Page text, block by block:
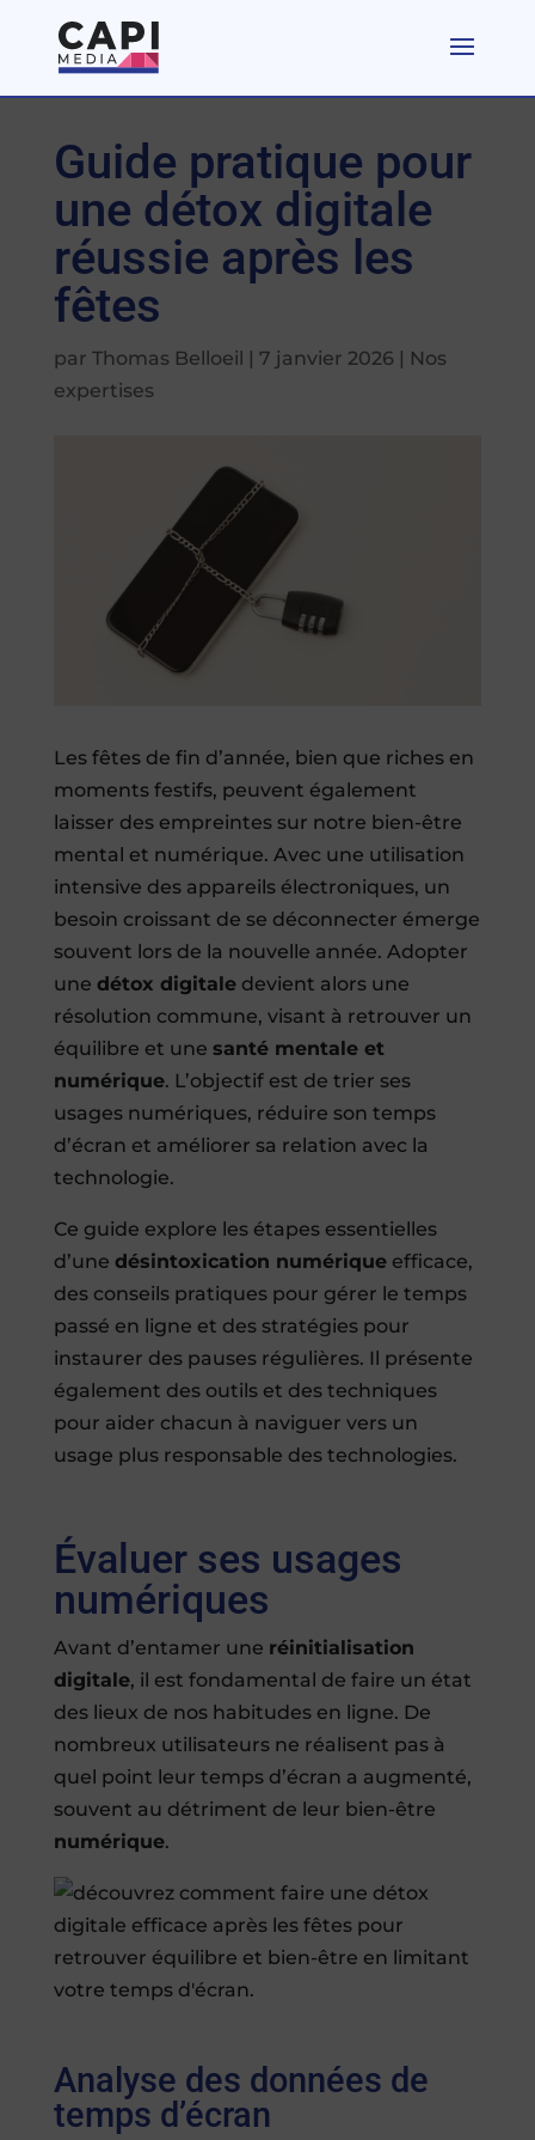
Guide pratique pour
une détox digitale
réussie après les
fêtes
par Thomas Belloeil | 7 janvier 2026 | Nos
expertises
Les fêtes de fin d’année, bien que riches en
moments festifs, peuvent également
laisser des empreintes sur notre bien-être
mental et numérique. Avec une utilisation
intensive des appareils électroniques, un
besoin croissant de se déconnecter émerge
souvent lors de la nouvelle année. Adopter
une détox digitaledevient alors une
résolution commune, visant à retrouver un
équilibre et une santé mentale et
numérique. L’objectif est de trier ses
usages numériques, réduire son temps
d’écran et améliorer sa relation avec la
technologie.
Ce guide explore les étapes essentielles
d’une désintoxication numériqueefficace,
des conseils pratiques pour gérer le temps
passé en ligne et des stratégies pour
instaurer des pauses régulières. Il présente
également des outils et des techniques
pour aider chacun à naviguer vers un
usage plus responsable des technologies.
Évaluer ses usages
numériques
Avant d’entamer une réinitialisation
digitale, il est fondamental de faire un état
des lieux de nos habitudes en ligne. De
nombreux utilisateurs ne réalisent pas à
quel point leur temps d’écran a augmenté,
souvent au détriment de leur bien-être
numérique.
Analyse des données de
temps d’écran